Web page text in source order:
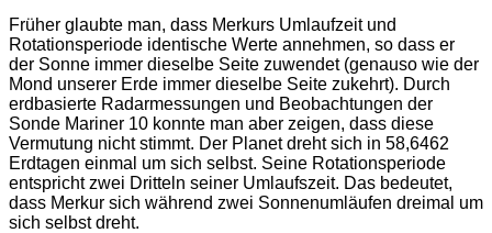
Früher glaubte man, dass Merkurs Umlaufzeit und
Rotationsperiode identische Werte annehmen, so dass er
der Sonne immer dieselbe Seite zuwendet (genauso wie der
Mond unserer Erde immer dieselbe Seite zukehrt). Durch
erdbasierte Radarmessungen und Beobachtungen der
Sonde Mariner 10 konnte man aber zeigen, dass diese
Vermutung nicht stimmt. Der Planet dreht sich in 58,6462
Erdtagen einmal um sich selbst. Seine Rotationsperiode
entspricht zwei Dritteln seiner Umlaufszeit. Das bedeutet,
dass Merkur sich während zwei Sonnenumläufen dreimal um
sich selbst dreht.